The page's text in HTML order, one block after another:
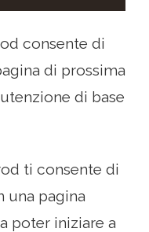
consente di
di prossima
di base
ti consente di
una pagina
poter iniziare a